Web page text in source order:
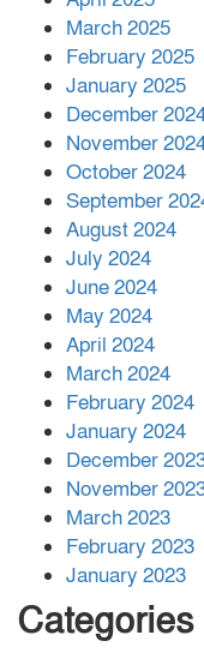
March 2025
February 2025
January 2025
December
November
October 2024
September
August 2024
July 2024
June 2024
May 2024
April 2024
March 2024
February 2024
January 2024
December
November
March 2023
February 2023
January 2023
Categories